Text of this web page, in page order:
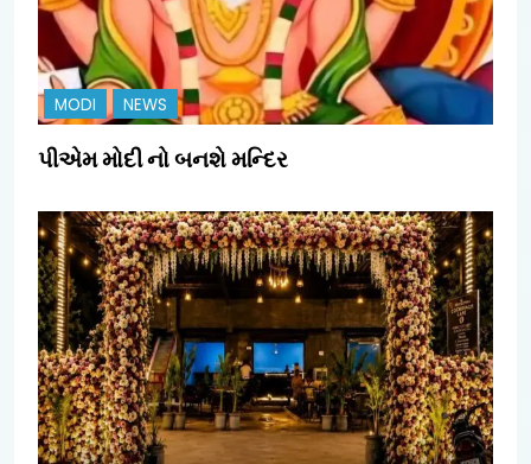
MODI NEWS
પીએમ મોદી નો બનશે મન્દિર